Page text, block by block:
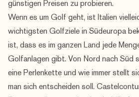
günstigen Preisen zu probieren.
Wenn es um Golf geht, ist Italien
wichtigsten Golfziele in Südeuropa
ist, dass es im ganzen Land jede
Golfanlagen gibt. Von Nord nach Süd
eine Perlenkette und wie immer stellt
man sich entscheiden soll.